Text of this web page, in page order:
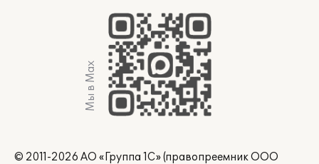
Мы в Max
© 2011-2026 АО «Группа 1С» (правопреемник ООО